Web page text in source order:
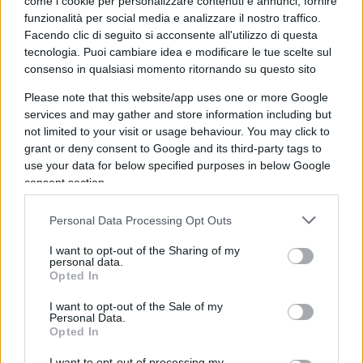
funzionalità per social media e analizzare il nostro traffico.
Facendo clic di seguito si acconsente all'utilizzo di questa
tecnologia. Puoi cambiare idea e modificare le tue scelte sul
consenso in qualsiasi momento ritornando su questo sito
Please note that this website/app uses one or more Google
services and may gather and store information including but
not limited to your visit or usage behaviour. You may click to
grant or deny consent to Google and its third-party tags to
use your data for below specified purposes in below Google
consent section.
Personal Data Processing Opt Outs
I want to opt-out of the Sharing of my
personal data.
Opted In
I want to opt-out of the Sale of my
Personal Data.
Opted In
potenziale ricandidatura per un eventuale terzo
mandato (nella nuova formazione politica
dimaiana non vige la regola che impone un limite
Luigi Di Maio dal canto suo pregusta giàla
disastrosa rovina di Giuseppe Conte
compagni del Movimento che fu e promette loro
di accoglierli nella sua nuova casa politica.
per il futuro” potrebbe infatti avvenire già nelle
ore immediatamente successive a mercoledì 20